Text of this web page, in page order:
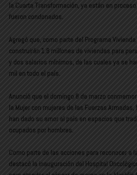
la Cuarta Transformación, ya están en
fueron condonados.
Agregó que, como parte del Programa
construirán 1.8 millones de viviendas para
y dos salarios mínimos, de las cuales ya se
mil en todo el país.
Anunció que el domingo 8 de marzo
la Mujer con mujeres de las Fuerzas
han dado su amor al país en espacios que
ocupados por hombres.
Como parte de las acciones para reconocer a
destacó la inauguración del Hospital